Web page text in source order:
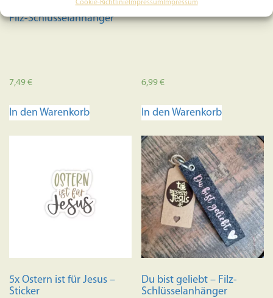
Cookie-RichtlinieImpressum Impressum
Ein Meisterwerk Gottes –
Filz-Schlüsselanhänger
7,49€
In den Warenkorb
5x Psalm 46, 2 – Sticker
6,99€
In den Warenkorb
5x Ostern ist für Jesus –
Sticker
Du bist geliebt – Filz-
Schlüsselanhänger